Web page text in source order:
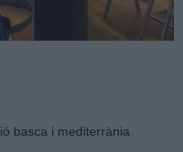
basca i mediterrània